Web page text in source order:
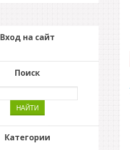
Вход на сайт
Поиск
Категории